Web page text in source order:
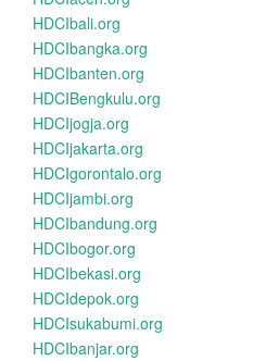
HDCIbali.org
HDCIbangka.org
HDCIbanten.org
HDCIBengkulu.org
HDCIjogja.org
HDCIjakarta.org
HDCIgorontalo.org
HDCIjambi.org
HDCIbandung.org
HDCIbogor.org
HDCIbekasi.org
HDCIdepok.org
HDCIsukabumi.org
HDCIbanjar.org